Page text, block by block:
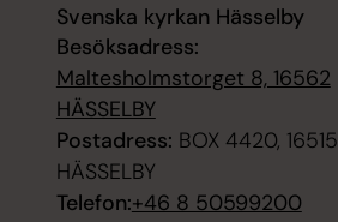
Svenska kyrkan Hässelby
Besöksadress:
Maltesholmstorget 8, 16562
HÄSSELBY
Postadress: BOX 4420, 16515
HÄSSELBY
Telefon:+46 8 50599200